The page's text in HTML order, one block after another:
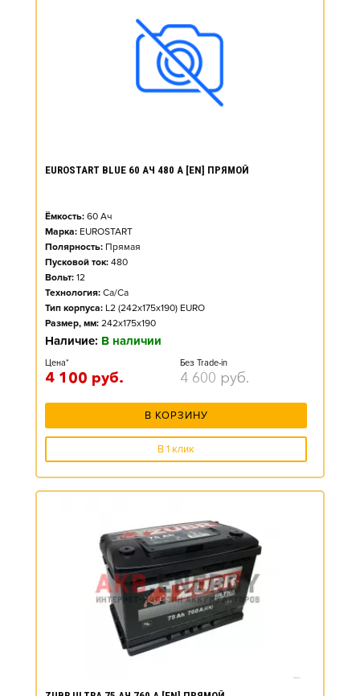
EUROSTART BLUE 60 АЧ 480 А [EN] ПРЯМОЙ
Ёмкость: 60 Ач
Марка: EUROSTART
Полярность: Прямая
Пусковой ток: 480
Вольт: 12
Технология: Ca/Ca
Тип корпуса: L2 (242x175x190) EURO
Размер, мм: 242x175x190
Наличие: В наличии
Цена*
4 100 руб.
Без Trade-in
4 600 руб.
В КОРЗИНУ
В 1 клик